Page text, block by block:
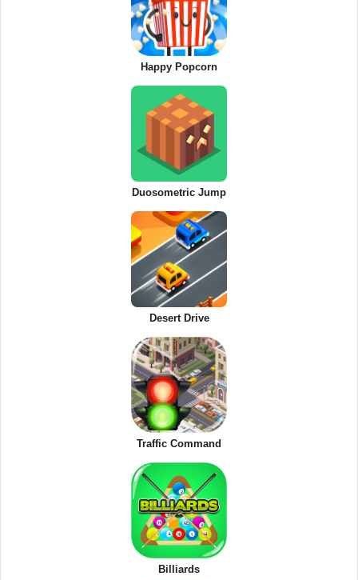
Happy Popcorn
Duosometric Jump
Desert Drive
Traffic Command
Billiards